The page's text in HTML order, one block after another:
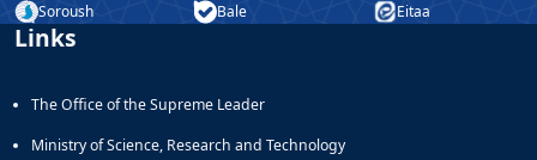
Soroush Bale Eitaa
Links
The Office of the Supreme Leader
Ministry of Science, Research and Technology